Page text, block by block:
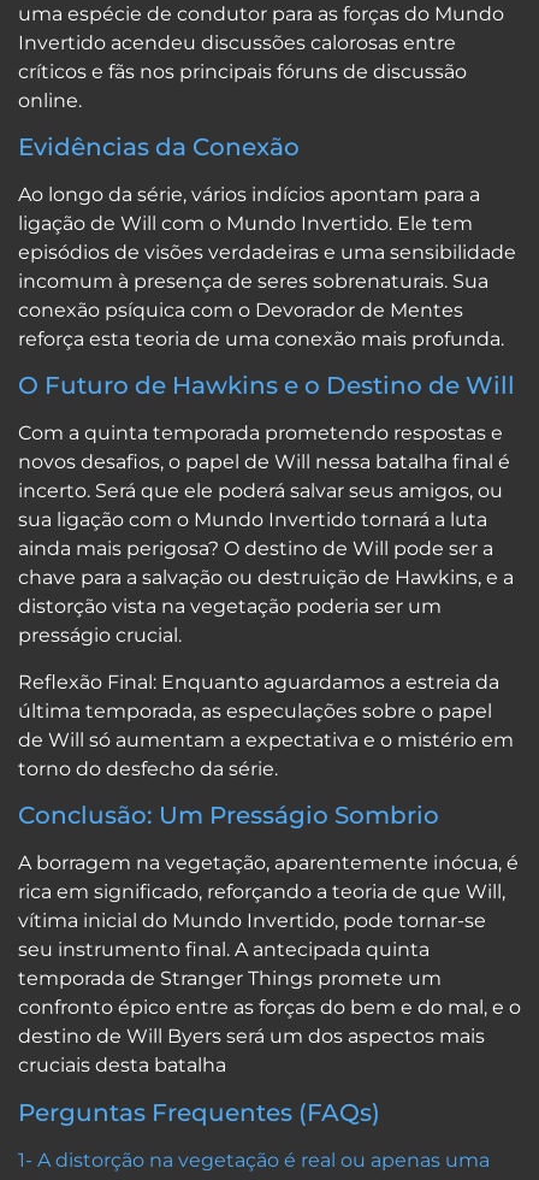
uma espécie de condutor para as forças do Mundo
Invertido acendeu discussões calorosas entre
críticos e fãs nos principais fóruns de discussão
online.
Evidências da Conexão
Ao longo da série, vários indícios apontam para a
ligação de Will com o Mundo Invertido. Ele tem
episódios de visões verdadeiras e uma sensibilidade
incomum à presença de seres sobrenaturais. Sua
conexão psíquica com o Devorador de Mentes
reforça esta teoria de uma conexão mais profunda.
O Futuro de Hawkins e o Destino de Will
Com a quinta temporada prometendo respostas e
novos desafios, o papel de Will nessa batalha final é
incerto. Será que ele poderá salvar seus amigos, ou
sua ligação com o Mundo Invertido tornará a luta
ainda mais perigosa? O destino de Will pode ser a
chave para a salvação ou destruição de Hawkins, e a
distorção vista na vegetação poderia ser um
presságio crucial.
Reflexão Final: Enquanto aguardamos a estreia da
última temporada, as especulações sobre o papel
de Will só aumentam a expectativa e o mistério em
torno do desfecho da série.
Conclusão: Um Presságio Sombrio
A borragem na vegetação, aparentemente inócua, é
rica em significado, reforçando a teoria de que Will,
vítima inicial do Mundo Invertido, pode tornar-se
seu instrumento final. A antecipada quinta
temporada de Stranger Things promete um
confronto épico entre as forças do bem e do mal, e o
destino de Will Byers será um dos aspectos mais
cruciais desta batalha
Perguntas Frequentes (FAQs)
1- A distorção na vegetação é real ou apenas uma